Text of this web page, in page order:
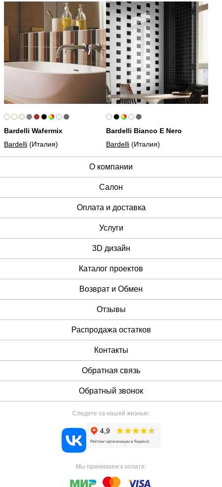
Bardelli Wafermix
Bardelli (Италия)
Bardelli Bianco E Nero
Bardelli (Италия)
О компании
Cалон
Оплата и доставка
Услуги
3D дизайн
Каталог проектов
Возврат и Обмен
Отзывы
Распродажа остатков
Контакты
Обратная связь
Обратный звонок
Следите за нашей жизнью:
Мы принимаем к оплате: